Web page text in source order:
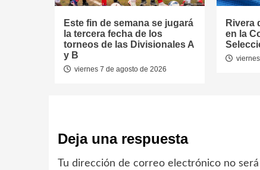
Este fin de semana se jugará
la tercera fecha de los
torneos de las Divisionales A
y B
viernes 7 de agosto de 2026
Rivera
en la
Deja una respuesta
Tu dirección de correo electrónico no